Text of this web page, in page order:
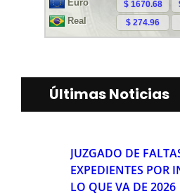
Últimas Noticias
JUZGADO DE
EXPEDIENTES POR
LO QUE VA DE 2026